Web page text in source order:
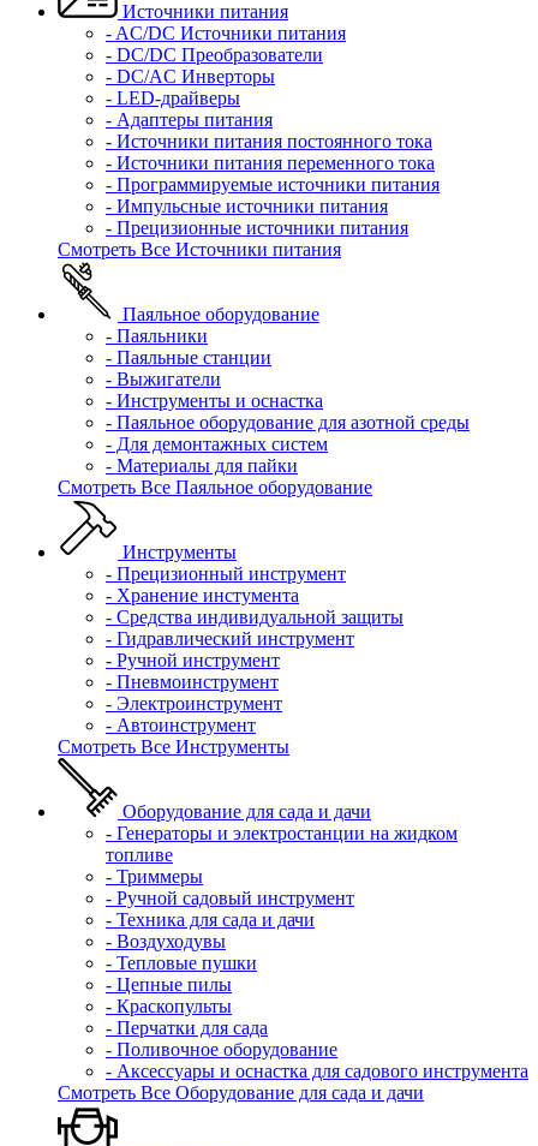
Источники питания
- AC/DC Источники питания
- DC/DC Преобразователи
- DC/AC Инверторы
- LED-драйверы
- Адаптеры питания
- Источники питания постоянного тока
- Источники питания переменного тока
- Программируемые источники питания
- Импульсные источники питания
- Прецизионные источники питания
Смотреть Все Источники питания
Паяльное оборудование
- Паяльники
- Паяльные станции
- Выжигатели
- Инструменты и оснастка
- Паяльное оборудование для азотной среды
- Для демонтажных систем
- Материалы для пайки
Смотреть Все Паяльное оборудование
Инструменты
- Прецизионный инструмент
- Хранение инстумента
- Средства индивидуальной защиты
- Гидравлический инструмент
- Ручной инструмент
- Пневмоинструмент
- Электроинструмент
- Автоинструмент
Смотреть Все Инструменты
Оборудование для сада и дачи
- Генераторы и электростанции на жидком
топливе
- Триммеры
- Ручной садовый инструмент
- Техника для сада и дачи
- Воздуходувы
- Тепловые пушки
- Цепные пилы
- Краскопульты
- Перчатки для сада
- Поливочное оборудование
- Аксессуары и оснастка для садового инструмента
Смотреть Все Оборудование для сада и дачи